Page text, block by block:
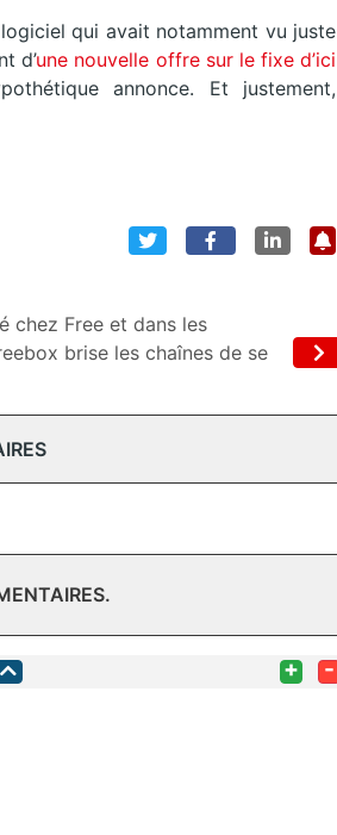
qui avait notamment vu juste
d’une nouvelle offre sur le fixe d’ici
annonce. Et justement,
chez Free et dans les
brise les chaînes de se
+ -